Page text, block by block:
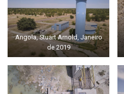
Angola, Stuart Arnold, Janeiro
de 2019